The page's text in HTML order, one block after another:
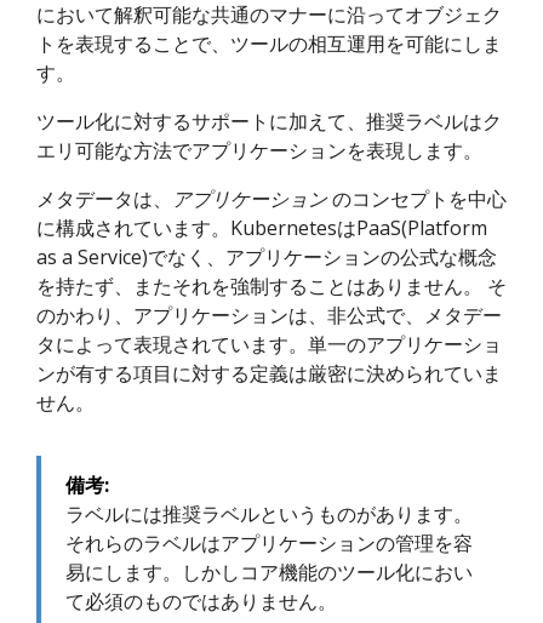
において解釈可能な共通のマナーに沿ってオブジェク
トを表現することで、ツールの相互運用を可能にしま
す。
ツール化に対するサポートに加えて、推奨ラベルはク
エリ可能な方法でアプリケーションを表現します。
メタデータは、
アプリケーションのコンセプトを中心
に構成されています。KubernetesはPaaS(Platform
as a Service)でなく、アプリケーションの公式な概念
を持たず、またそれを強制することはありません。 そ
のかわり、アプリケーションは、非公式で、メタデー
タによって表現されています。単一のアプリケーショ
ンが有する項目に対する定義は厳密に決められていま
せん。
備考:
ラベルには推奨ラベルというものがあります。
それらのラベルはアプリケーションの管理を容
易にします。しかしコア機能のツール化におい
て必須のものではありません。